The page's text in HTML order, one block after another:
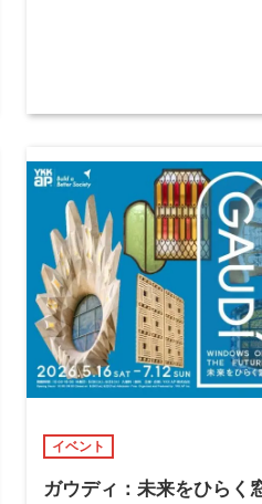
イベント
ガウディ：未来をひらく